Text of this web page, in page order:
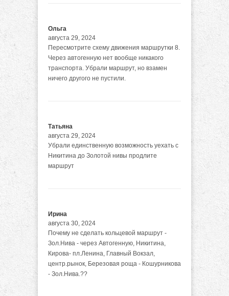
Ольга
августа 29, 2024
Пересмотрите схему движения маршрутки 8.
Через автогенную нет вообще никакого
транспорта. Убрали маршрут, но взамен
ничего другого не пустили.
Татьяна
августа 29, 2024
Убрали единственную возможность уехать с
Никитина до Золотой нивы продлите
маршрут
Ирина
августа 30, 2024
Почему не сделать кольцевой маршрут -
Зол.Нива - через Автогенную, Никитина,
Кирова- пл.Ленина, Главный Вокзал,
центр.рынок, Березовая роща - Кошурникова
- Зол.Нива.??